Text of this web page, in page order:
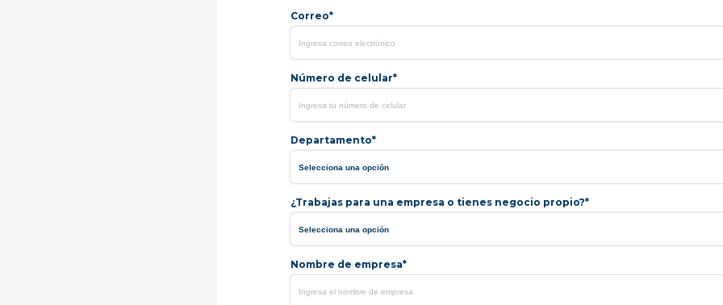
Correo*
Número de celular*
Departamento*
¿Trabajas para una empresa o tienes negocio propio?*
Nombre de empresa*